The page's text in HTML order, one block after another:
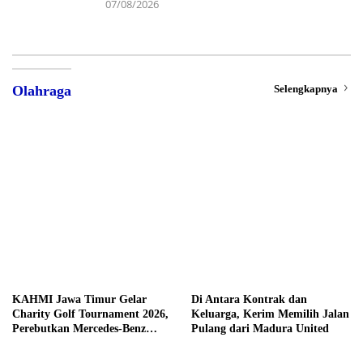
07/08/2026
Olahraga Selengkapnya
KAHMI Jawa Timur Gelar
Charity Golf Tournament 2026,
Perebutkan Mercedes-Benz
Di Antara Kontrak dan
Keluarga, Kerim Memilih Jalan
Pulang dari Madura United